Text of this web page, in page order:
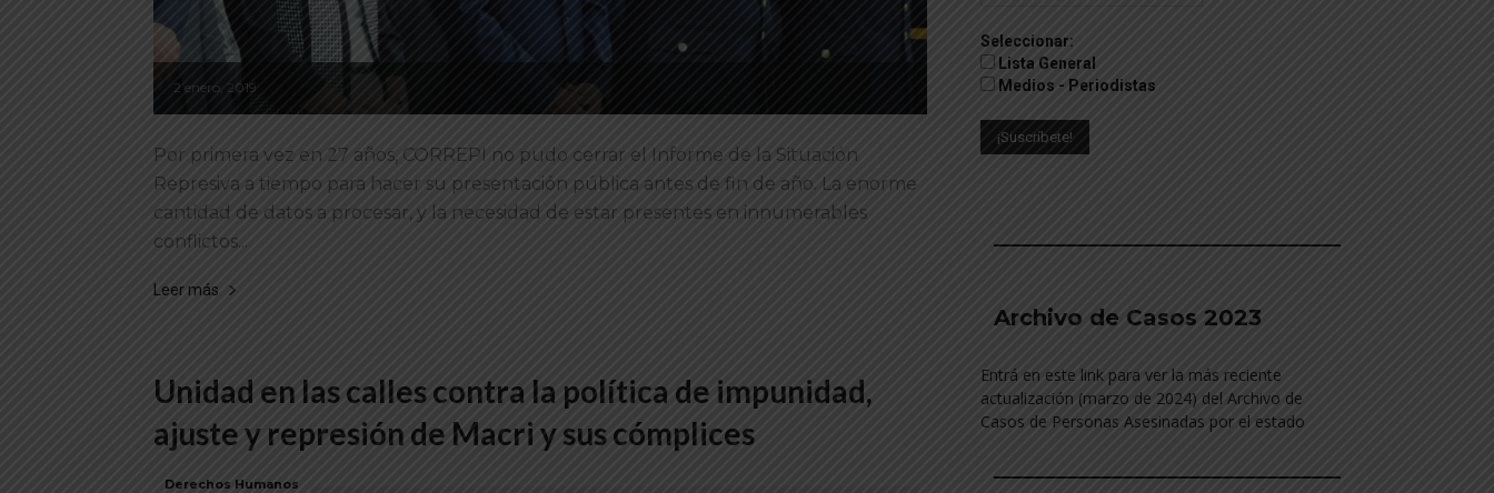
2 enero, 2019
Por primera vez en 27 años, CORREPI no pudo cerrar el Informe de la Situación
Represiva a tiempo para hacer su presentación pública antes de fin de año. La enorme
cantidad de datos a procesar, y la necesidad de estar presentes en innumerables
conflictos...
Leer más
Unidad en las calles contra la política de impunidad,
ajuste y represión de Macri y sus cómplices
Derechos Humanos
Seleccionar:
Lista General
Medios - Periodistas
Archivo de Casos 2023
Entrá en este link para ver la más reciente
actualización (marzo de 2024) del Archivo de
Casos de Personas Asesinadas por el estado